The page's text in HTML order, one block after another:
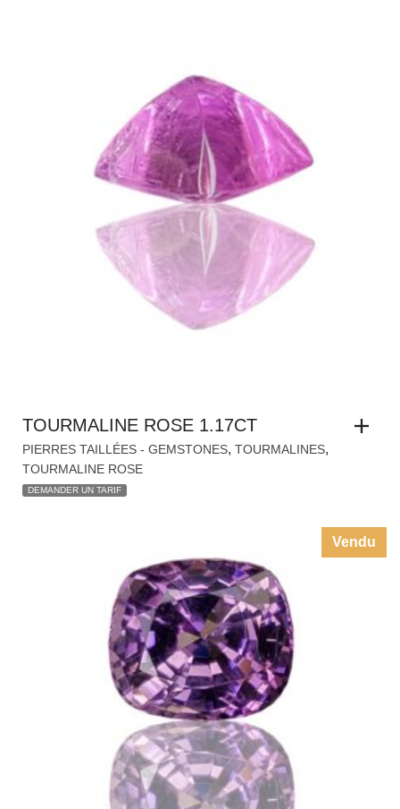
TOURMALINE ROSE 1.17CT
PIERRES TAILLÉES - GEMSTONES, TOURMALINES,
TOURMALINE ROSE
DEMANDER UN TARIF
Vendu